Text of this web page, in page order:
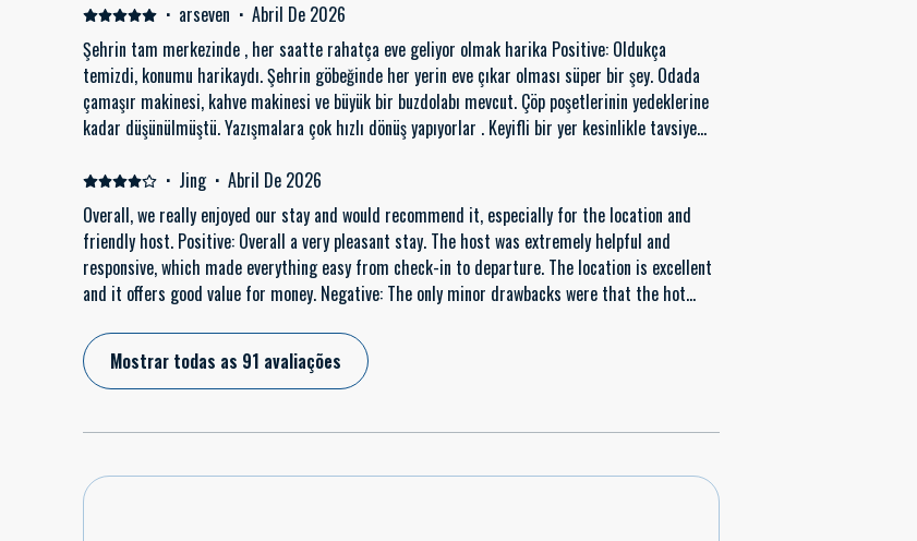
· arseven · Abril De 2026
Şehrin tam merkezinde , her saatte rahatça eve geliyor olmak harika Positive: Oldukça
temizdi, konumu harikaydı. Şehrin göbeğinde her yerin eve çıkar olması süper bir şey. Odada
çamaşır makinesi, kahve makinesi ve büyük bir buzdolabı mevcut. Çöp poşetlerinin yedeklerine
kadar düşünülmüştü. Yazışmalara çok hızlı dönüş yapıyorlar . Keyifli bir yer kesinlikle tavsiye
· Jing · Abril De 2026
Overall, we really enjoyed our stay and would recommend it, especially for the location and
friendly host. Positive: Overall a very pleasant stay. The host was extremely helpful and
responsive, which made everything easy from check-in to departure. The location is excellent
and it offers good value for money. Negative: The only minor drawbacks were that the hot
the small side.
Mostrar todas as 91 avaliações